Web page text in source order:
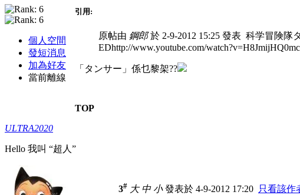
個人空間
發短消息
加為好友
當前離線
引用:
原帖由 鋼郎於 2-9-2012 15:25 發表 科学冒険隊
EDhttp://www.youtube.com/watch?v=H8JmijHQ0mc
「タンサー」係乜黎架??
TOP
ULTRA2020
Hello 我叫 “超人”
3# 大 中 小發表於 4-9-2012 17:20 只看該作